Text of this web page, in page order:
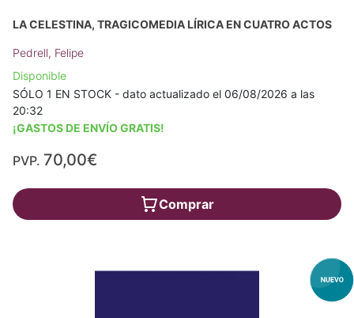
LA CELESTINA, TRAGICOMEDIA LÍRICA EN CUATRO ACTOS
Pedrell, Felipe
Disponible
SÓLO 1 EN STOCK - dato actualizado el 06/08/2026 a las
20:32
¡GASTOS DE ENVÍO GRATIS!
PVP. 70,00€
Comprar